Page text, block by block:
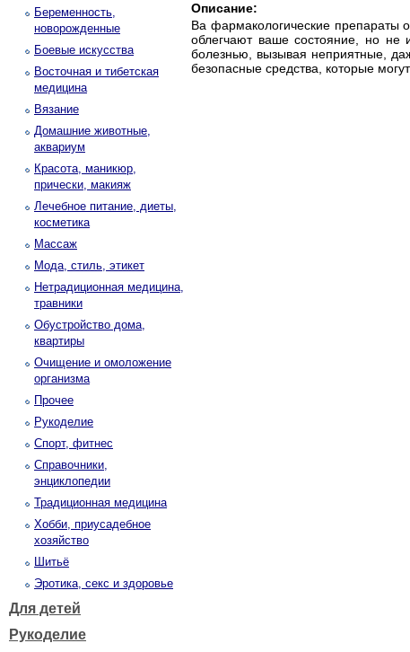
Беременность,
новорожденные
Боевые искусства
Восточная и тибетская
медицина
Вязание
Домашние животные,
аквариум
Красота, маникюр,
прически, макияж
Лечебное питание, диеты,
косметика
Массаж
Мода, стиль, этикет
Нетрадиционная медицина,
травники
Обустройство дома,
квартиры
Очищение и омоложение
организма
Прочее
Рукоделие
Спорт, фитнес
Справочники,
энциклопедии
Традиционная медицина
Хобби, приусадебное
хозяйство
Шитьё
Эротика, секс и здоровье
Для детей
Рукоделие
Описание:
Ва фармакологические препараты
облегчают ваше состояние, но не
болезнью, вызывая неприятные,
безопасные средства, которые